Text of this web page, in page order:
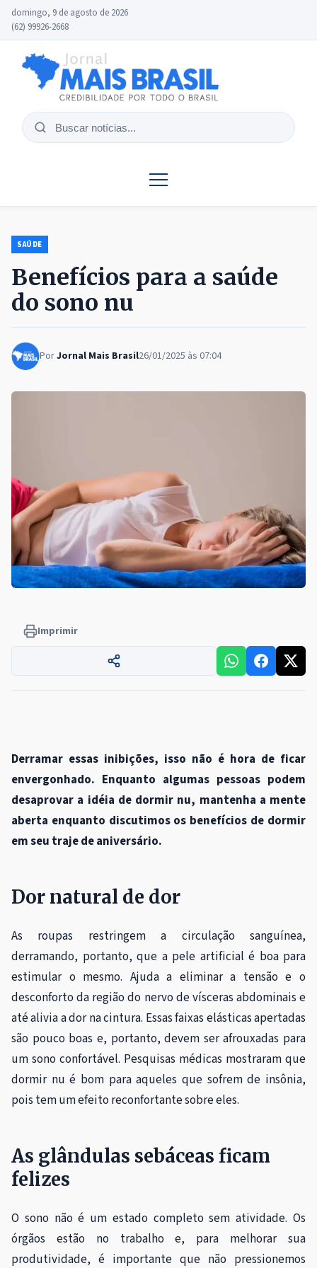
domingo, 9 de agosto de 2026
(62) 99926-2668
Buscar
SAÚDE
Benefícios para a saúde
do sono nu
PorJornal Mais Brasil26/01/2025 às 07:04
Imprimir
Derramar essas inibições, isso não é hora de ficar
envergonhado. Enquanto algumas pessoas podem
desaprovar a idéia de dormir nu, mantenha a mente
aberta enquanto discutimos os benefícios de dormir
em seu traje de aniversário.
Dor natural de dor
As roupas restringem a circulação sanguínea,
derramando, portanto, que a pele artificial é boa para
estimular o mesmo. Ajuda a eliminar a tensão e o
desconforto da região do nervo de vísceras abdominais e
até alivia a dor na cintura. Essas faixas elásticas apertadas
são pouco boas e, portanto, devem ser afrouxadas para
um sono confortável. Pesquisas médicas mostraram que
dormir nu é bom para aqueles que sofrem de insônia,
pois tem um efeito reconfortante sobre eles.
As glândulas sebáceas ficam
felizes
O sono não é um estado completo sem atividade. Os
órgãos estão no trabalho e, para melhorar sua
produtividade, é importante que não pressionemos